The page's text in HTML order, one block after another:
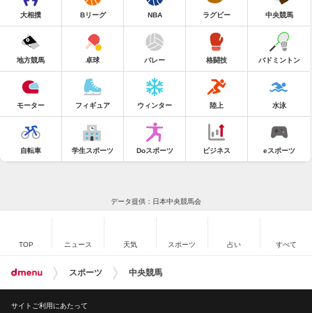
大相撲 Bリーグ NBA ラグビー 中央競馬
地方競馬 卓球 バレー 格闘技 バドミントン
モーター フィギュア ウィンター 陸上 水泳
自転車 学生スポーツ Doスポーツ ビジネス eスポーツ
データ提供：日本中央競馬会
TOP ニュース 天気 スポーツ 占い すべて
スポーツ 中央競馬
サイトご利用にあたって